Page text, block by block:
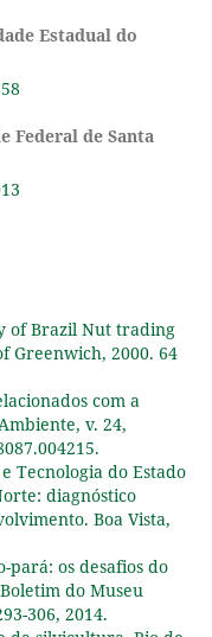
Estadual do
Federal de Santa
of Brazil Nut trading
Greenwich, 2000. 64
com a
v. 24,
Tecnologia do Estado
diagnóstico
Boa Vista,
pará: os desafios do
do Museu
306, 2014.